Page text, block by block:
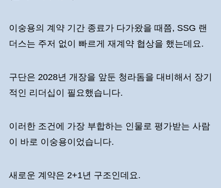
이숭용의 계약 기간 종료가 다가왔을 때쯤, SSG 랜
더스는 주저 없이 빠르게 재계약 협상을 했는데요.
구단은 2028년 개장을 앞둔 청라돔을 대비해서 장기
적인 리더십이 필요했습니다.
이러한 조건에 가장 부합하는 인물로 평가받는 사람
이 바로 이숭용이었습니다.
새로운 계약은 2+1년 구조인데요.